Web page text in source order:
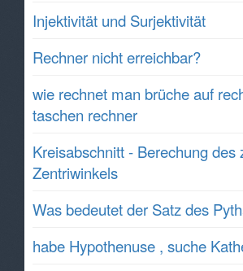
Injektivität und Surjektivität
Rechner nicht erreichbar?
wie rechnet man brüche auf
taschen rechner
Kreisabschnitt - Berechung des
Zentriwinkels
Was bedeutet der Satz des
habe Hypothenuse , suche